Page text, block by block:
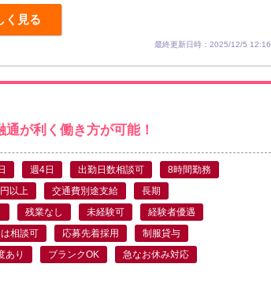
く見る
最終更新日時：2025/12/5 12:16
が利く働き方が可能！
週4日 出勤日数相談可
8時間勤務
以上 交通費別途支給
長期
残業なし 未経験可
経験者優遇
相談可 応募先着採用
制服貸与
あり ブランクOK
急なお休み対応